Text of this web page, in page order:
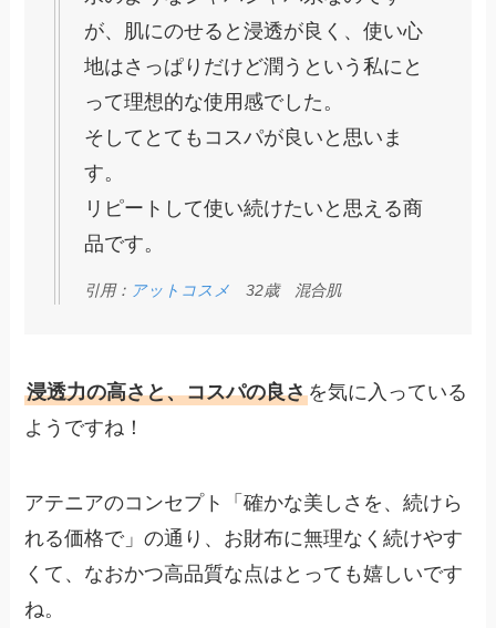
が、肌にのせると浸透が良く、使い心
地はさっぱりだけど潤うという私にと
って理想的な使用感でした。
そしてとてもコスパが良いと思いま
す。
リピートして使い続けたいと思える商
品です。
引用： アットコスメ 32歳 混合肌
浸透力の高さと、コスパの良さを気に入っている
ようですね！
アテニアのコンセプト「確かな美しさを、続けら
れる価格で」の通り、お財布に無理なく続けやす
くて、なおかつ高品質な点はとっても嬉しいです
ね。